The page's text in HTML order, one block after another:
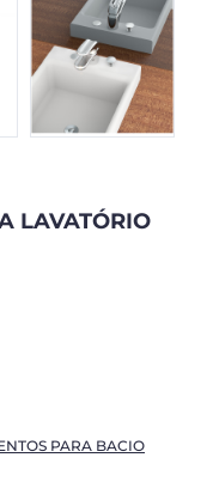
LAVATÓRIO
PARA BACIO